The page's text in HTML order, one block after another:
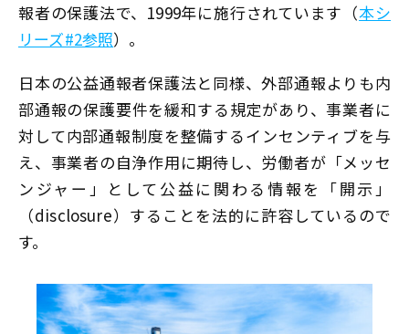
報者の保護法で、1999年に施行されています（本シ
リーズ#2参照）。
日本の公益通報者保護法と同様、外部通報よりも内
部通報の保護要件を緩和する規定があり、事業者に
対して内部通報制度を整備するインセンティブを与
え、事業者の自浄作用に期待し、労働者が「メッセ
ンジャー」として公益に関わる情報を「開示」
（disclosure）することを法的に許容しているので
す。